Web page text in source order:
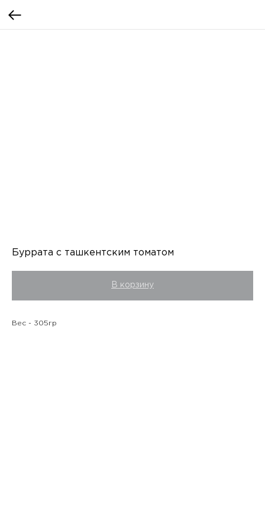
Буррата с ташкентским томатом
В корзину
Вес - 305гр